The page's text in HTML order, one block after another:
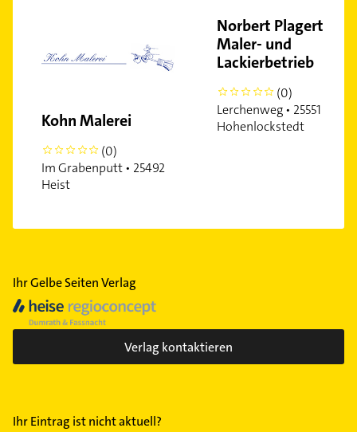
Kohn Malerei
0
(0)
Im Grabenputt • 25492
Heist
Norbert Plagert
Maler- und
Lackierbetrieb
0
(0)
Lerchenweg • 25551
Hohenlockstedt
Ihr Gelbe Seiten Verlag
Verlag kontaktieren
Ihr Eintrag ist nicht aktuell?